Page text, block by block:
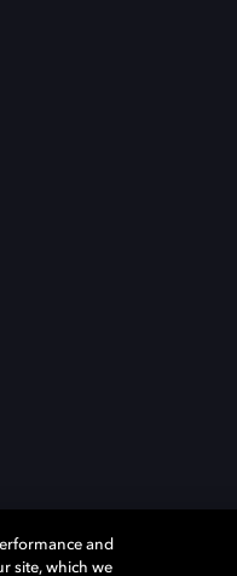
and
site, which we